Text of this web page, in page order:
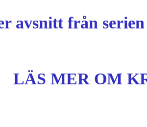
avsnitt från
LÄS MER OM